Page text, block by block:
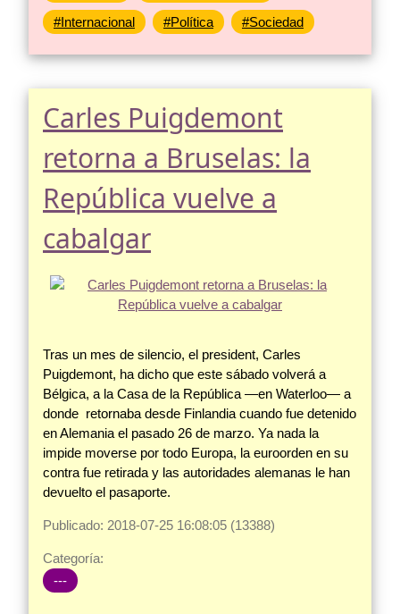
#Internacional #Política #Sociedad
Carles Puigdemont
retorna a Bruselas: la
República vuelve a
cabalgar
Tras un mes de silencio, el president, Carles
Puigdemont, ha dicho que este sábado volverá a
Bélgica, a la Casa de la República —en Waterloo— a
donde retornaba desde Finlandia cuando fue detenido
en Alemania el pasado 26 de marzo. Ya nada la
impide moverse por todo Europa, la euroorden en su
contra fue retirada y las autoridades alemanas le han
devuelto el pasaporte.
Publicado: 2018-07-25 16:08:05 (13388)
Categoría:
---